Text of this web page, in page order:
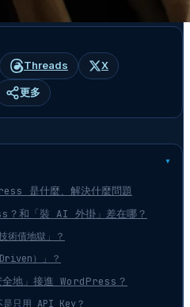
Threads X
更多
是什麼、解決什麼問題
和「裝 AI 外掛」差在哪？
術債地獄」？
）」？
地」接進 WordPress？
是只用 API Key？